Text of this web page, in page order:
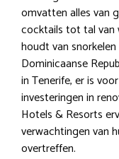
omvatten alles van
cocktails tot tal van
houdt van
Dominicaanse
in Tenerife, er is
investeringen in
Hotels & Resorts
verwachtingen van
overtreffen.